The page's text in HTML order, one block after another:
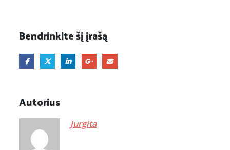
Bendrinkite šį įrašą
Autorius
Jurgita